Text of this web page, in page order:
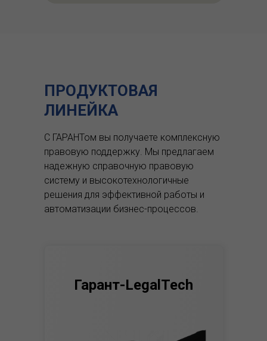
ПРОДУКТОВАЯ
ЛИНЕЙКА
С ГАРАНТом вы получаете комплексную
правовую поддержку. Мы предлагаем
надежную справочную правовую
систему и высокотехнологичные
решения для эффективной работы и
автоматизации бизнес-процессов.
Гарант-LegalTech